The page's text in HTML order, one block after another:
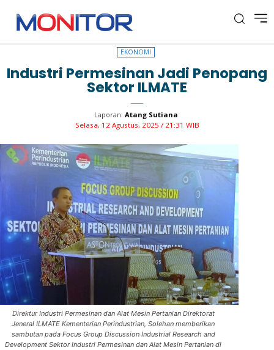
EKONOMI
EKONOMI
Industri Permesinan Jadi Penopang
Sektor ILMATE
Laporan: Atang Sutiana
Selasa, 12 Agustus, 2025 / 21:31 WIB
Direktur Industri Permesinan dan Alat Mesin Pertanian Direktorat
Jeneral ILMATE Kementerian Perindustrian, Solehan memberikan
sambutan pada Focus Group Discussion Industrial Research and
Development Sektor Industri Permesinan dan Alat Mesin Pertanian di